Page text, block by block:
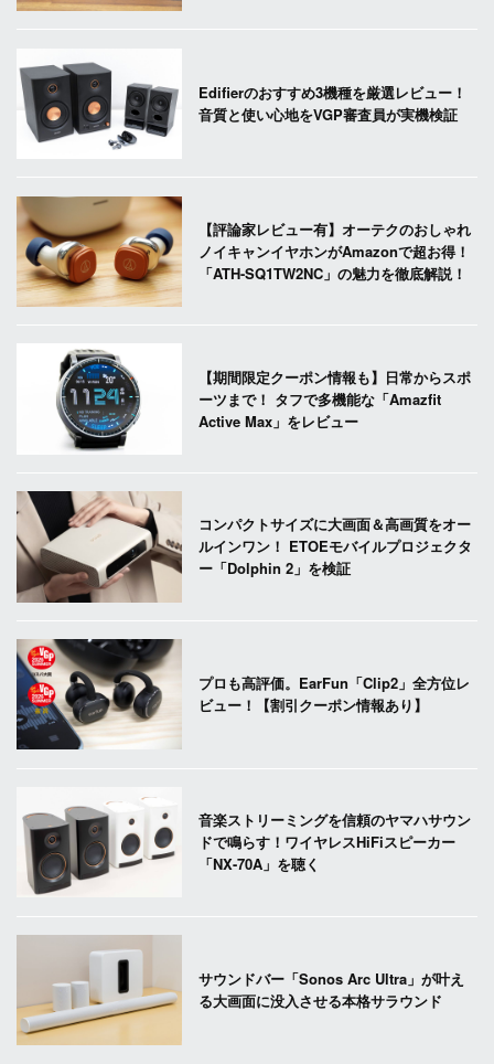
Edifierのおすすめ3機種を厳選レビュー！
音質と使い心地をVGP審査員が実機検証
【評論家レビュー有】オーテクのおしゃれ
ノイキャンイヤホンがAmazonで超お得！
「ATH-SQ1TW2NC」の魅力を徹底解説！
【期間限定クーポン情報も】日常からスポ
ーツまで！ タフで多機能な「Amazfit
Active Max」をレビュー
コンパクトサイズに大画面＆高画質をオー
ルインワン！ ETOEモバイルプロジェクタ
ー「Dolphin 2」を検証
プロも高評価。EarFun「Clip2」全方位レ
ビュー！【割引クーポン情報あり】
音楽ストリーミングを信頼のヤマハサウン
ドで鳴らす！ワイヤレスHiFiスピーカー
「NX-70A」を聴く
サウンドバー「Sonos Arc Ultra」が叶え
る大画面に没入させる本格サラウンド